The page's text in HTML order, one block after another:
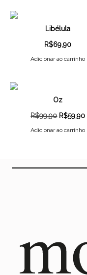
Libélula
R$69,90
Adicionar ao carrinho
Oz
R$99,90 O
PREÇO
R$59,90O
Adicionar ao carrinho